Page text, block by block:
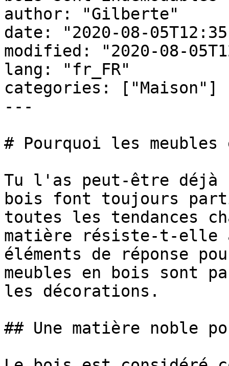
author: "Gilberte"
date: "2020-08-
modified: "2020-08-
lang: "fr_FR"
categories: ["Maison"]
---
# Pourquoi les meubles
Tu l'as peut-être déjà
bois font toujours
toutes les tendances
matière résiste-t-elle
éléments de réponse
meubles en bois sont
les décorations.
## Une matière noble